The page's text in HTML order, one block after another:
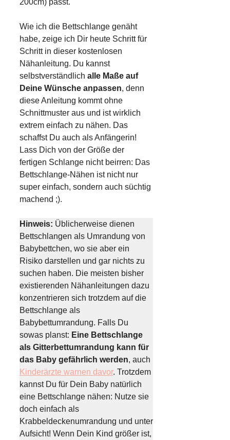
Wie ich die Bettschlange genäht
habe, zeige ich Dir heute Schritt für
Schritt in dieser kostenlosen
Nähanleitung. Du kannst
selbstverständlich alle Maße auf
Deine Wünsche anpassen, denn
diese Anleitung kommt ohne
Schnittmuster aus und ist wirklich
extrem einfach zu nähen. Das
schaffst Du auch als Anfängerin!
Lass Dich von der Größe der
fertigen Schlange nicht beirren: Das
Bettschlange-Nähen ist nicht nur
super einfach, sondern auch süchtig
machend ;).
Hinweis: Üblicherweise dienen
Bettschlangen als Umrandung von
Babybettchen, wo sie aber ein
Risiko darstellen und gar nichts zu
suchen haben. Die meisten bisher
existierenden Nähanleitungen dazu
konzentrieren sich trotzdem auf die
Bettschlange als
Babybettumrandung. Falls Du
sowas planst: Eine Bettschlange
als Gitterbettumrandung kann für
das Baby gefährlich werden, auch
Kinderärzte warnen davor. Trotzdem
kannst Du für Dein Baby natürlich
eine Bettschlange nähen: Nutze sie
doch einfach als
Krabbeldeckenumrandung und unter
Aufsicht! Wenn Dein Kind größer ist,